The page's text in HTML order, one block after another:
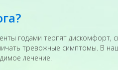
годами терпят дискомфорт,
тревожные симптомы. В
лечение.